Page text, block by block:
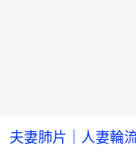
夫妻肺片｜人妻輪